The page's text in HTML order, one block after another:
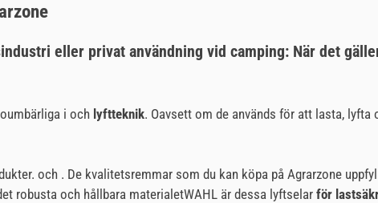
eller privat användning vid camping: När det
oumbärliga i och lyftteknik. Oavsett om de används för att lasta,
och . De kvalitetsremmar som du kan köpa på Agrarzone
robusta och hållbara materialetWAHL är dessa lyftselar för